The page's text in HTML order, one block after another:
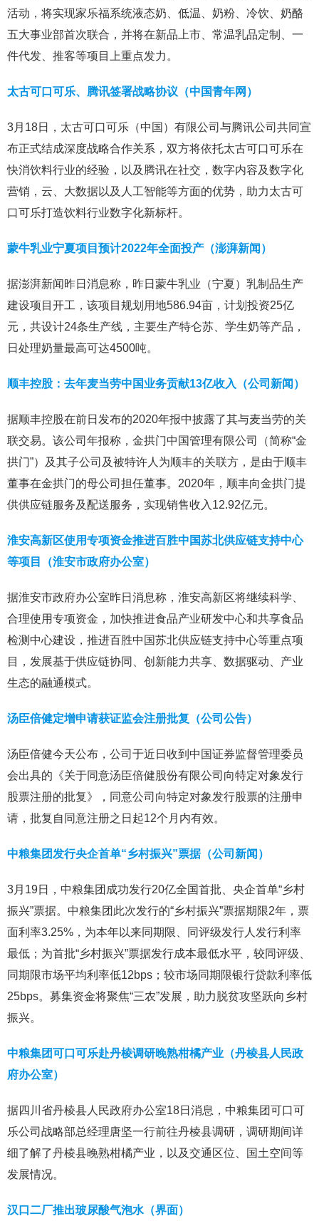
活动，将实现家乐福系统液态奶、低温、奶粉、冷饮、奶酪
五大事业部首次联合，并将在新品上市、常温乳品定制、一
件代发、推客等项目上重点发力。
太古可口可乐、腾讯签署战略协议（中国青年网）
3月18日，太古可口可乐（中国）有限公司与腾讯公司共同宣
布正式结成深度战略合作关系，双方将依托太古可口可乐在
快消饮料行业的经验，以及腾讯在社交，数字内容及数字化
营销，云、大数据以及人工智能等方面的优势，助力太古可
口可乐打造饮料行业数字化新标杆。
蒙牛乳业宁夏项目预计2022年全面投产（澎湃新闻）
据澎湃新闻昨日消息称，昨日蒙牛乳业（宁夏）乳制品生产
建设项目开工，该项目规划用地586.94亩，计划投资25亿
元，共设计24条生产线，主要生产特仑苏、学生奶等产品，
日处理奶量最高可达4500吨。
顺丰控股：去年麦当劳中国业务贡献13亿收入（公司新闻）
据顺丰控股在前日发布的2020年报中披露了其与麦当劳的关
联交易。该公司年报称，金拱门中国管理有限公司（简称“金
拱门”）及其子公司及被特许人为顺丰的关联方，是由于顺丰
董事在金拱门的母公司担任董事。2020年，顺丰向金拱门提
供供应链服务及配送服务，实现销售收入12.92亿元。
淮安高新区使用专项资金推进百胜中国苏北供应链支持中心
等项目（淮安市政府办公室）
据淮安市政府办公室昨日消息称，淮安高新区将继续科学、
合理使用专项资金，加快推进食品产业研发中心和共享食品
检测中心建设，推进百胜中国苏北供应链支持中心等重点项
目，发展基于供应链协同、创新能力共享、数据驱动、产业
生态的融通模式。
汤臣倍健定增申请获证监会注册批复（公司公告）
汤臣倍健今天公布，公司于近日收到中国证券监督管理委员
会出具的《关于同意汤臣倍健股份有限公司向特定对象发行
股票注册的批复》，同意公司向特定对象发行股票的注册申
请，批复自同意注册之日起12个月内有效。
中粮集团发行央企首单“乡村振兴”票据（公司新闻）
3月19日，中粮集团成功发行20亿全国首批、央企首单“乡村
振兴”票据。中粮集团此次发行的“乡村振兴”票据期限2年，票
面利率3.25%，为本年以来同期限、同评级发行人发行利率
最低；为首批“乡村振兴”票据发行成本最低水平，较同评级、
同期限市场平均利率低12bps；较市场同期限银行贷款利率低
25bps。募集资金将聚焦“三农”发展，助力脱贫攻坚跃向乡村
振兴。
中粮集团可口可乐赴丹棱调研晚熟柑橘产业（丹棱县人民政
府办公室）
据四川省丹棱县人民政府办公室18日消息，中粮集团可口可
乐公司战略部总经理唐坚一行前往丹棱县调研，调研期间详
细了解了丹棱县晚熟柑橘产业，以及交通区位、国土空间等
发展情况。
汉口二厂推出玻尿酸气泡水（界面）